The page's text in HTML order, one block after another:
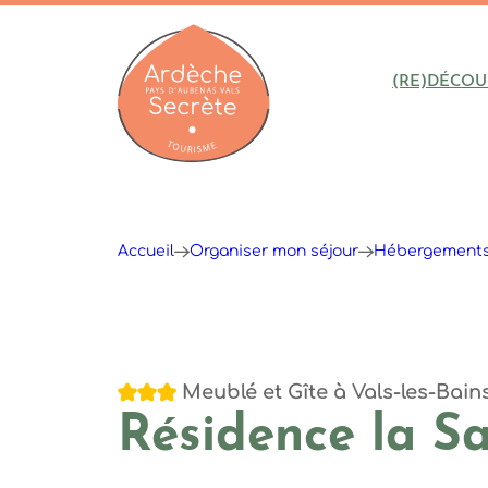
Accueil Organiser mon séjour
3 étoilesMeublé et Gîte à Vals-les-
Résidence la